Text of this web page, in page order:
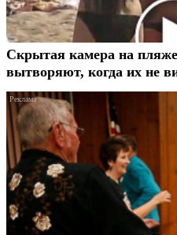
Скрытая камера на
вытворяют, когда их не